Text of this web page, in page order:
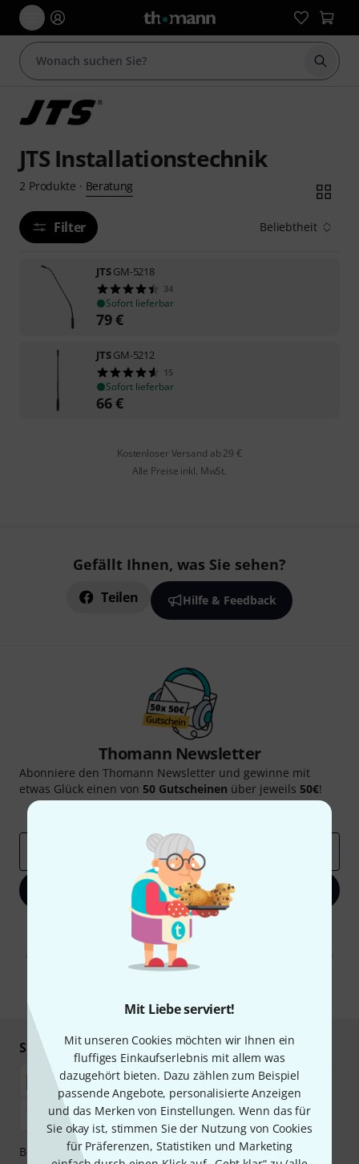
Mit Liebe serviert!
Mit unseren Cookies möchten wir Ihnen ein
fluffiges Einkaufserlebnis mit allem was
dazugehört bieten. Dazu zählen zum Beispiel
passende Angebote, personalisierte Anzeigen
und das Merken von Einstellungen. Wenn das für
Sie okay ist, stimmen Sie der Nutzung von Cookies
für Präferenzen, Statistiken und Marketing
Suche
JTS Installationstechnik
2 Produkte · Beratung
Filter Beliebtheit
JTSGM-5218
34
Sofort lieferbar
79€
JTSGM-5212
15
Sofort lieferbar
66€
Kostenloser Versand ab 29 €
Alle Preise inkl. MwSt.
Gefällt Ihnen, was Sie sehen?
Teilen Hilfe & Feedback
Thomann Newsletter
Abonniere den Thomann Newsletter und gewinne mit
etwas Glück einen von 50 Gutscheinen über jeweils 50€!
Thomann Insights
Jetzt anmelden
Mit Klick auf „Jetzt anmelden“ stimmen Sie dem Erhalt von E-Mail-
Werbung und einer Messung des E-Mail-Nutzungsverhaltens zu. Die
Abmeldung ist jederzeit möglich. Weitere Informationen finden Sie in
unserenDatenschutzhinweisen
Sicher einkaufen & bezahlen
Bezahlen Sie vertraulich und sicher per Nachnahme,